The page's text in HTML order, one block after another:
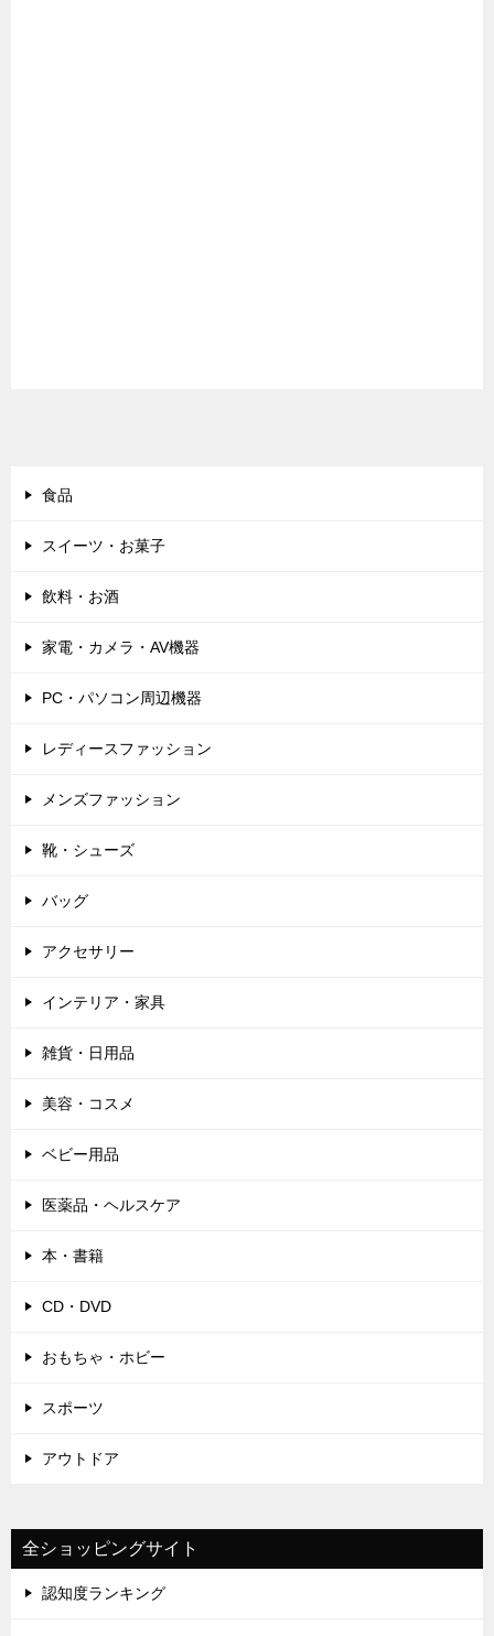
食品
スイーツ・お菓子
飲料・お酒
家電・カメラ・AV機器
PC・パソコン周辺機器
レディースファッション
メンズファッション
靴・シューズ
バッグ
アクセサリー
インテリア・家具
雑貨・日用品
美容・コスメ
ベビー用品
医薬品・ヘルスケア
本・書籍
CD・DVD
おもちゃ・ホビー
スポーツ
アウトドア
全ショッピングサイト
認知度ランキング